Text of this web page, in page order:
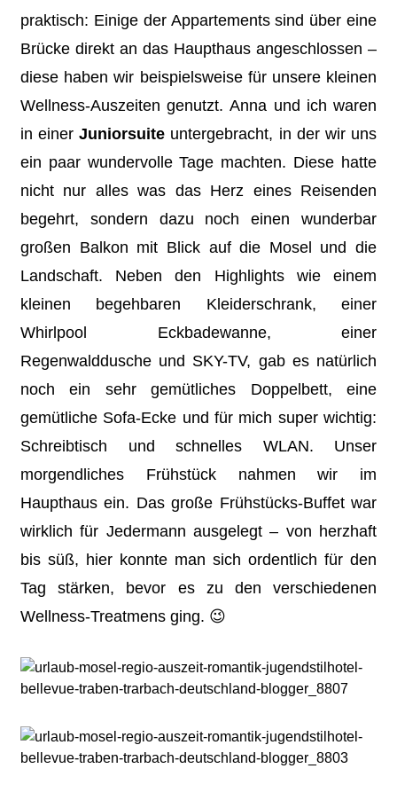
praktisch: Einige der Appartements sind über eine
Brücke direkt an das Haupthaus angeschlossen –
diese haben wir beispielsweise für unsere kleinen
Wellness-Auszeiten genutzt. Anna und ich waren
in einerJuniorsuite untergebracht, in der wir uns
ein paar wundervolle Tage machten. Diese hatte
nicht nur alles was das Herz eines Reisenden
begehrt, sondern dazu noch einen wunderbar
großen Balkon mit Blick auf die Mosel und die
Landschaft. Neben den Highlights wie einem
kleinen begehbaren Kleiderschrank, einer
Whirlpool Eckbadewanne, einer
Regenwalddusche und SKY-TV, gab es natürlich
noch ein sehr gemütliches Doppelbett, eine
gemütliche Sofa-Ecke und für mich super wichtig:
Schreibtisch und schnelles WLAN. Unser
morgendliches Frühstück nahmen wir im
Haupthaus ein. Das große Frühstücks-Buffet war
wirklich für Jedermann ausgelegt – von herzhaft
bis süß, hier konnte man sich ordentlich für den
Tag stärken, bevor es zu den verschiedenen
Wellness-Treatmens ging. 😉